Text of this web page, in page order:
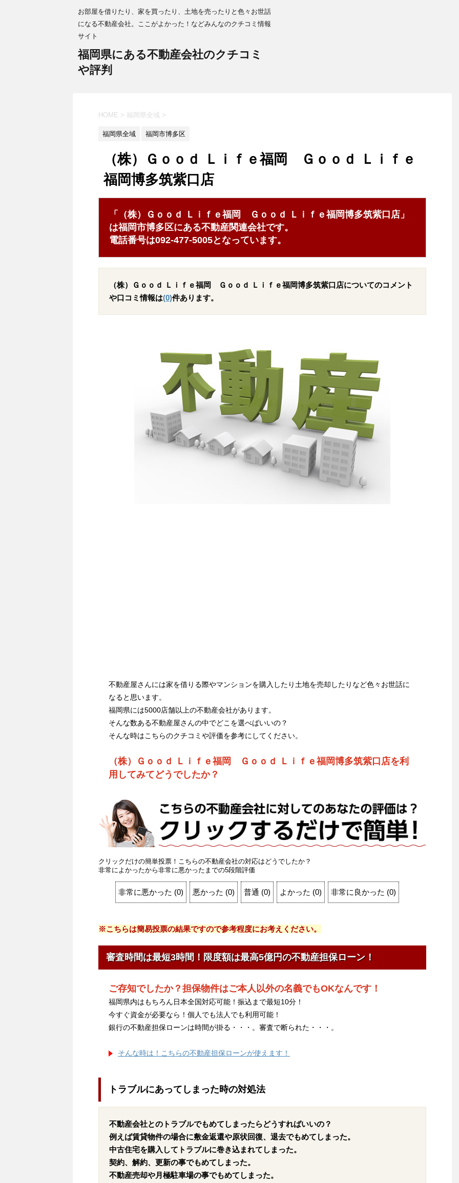
お部屋を借りたり、家を買ったり、土地を売ったりと色々お世話
になる不動産会社。ここがよかった！などみんなのクチコミ情報
サイト
福岡県にある不動産会社のクチコミ
や評判
HOME > 福岡県全域 >
福岡県全域 福岡市博多区
（株）Ｇｏｏｄ Ｌｉｆｅ福岡 Ｇｏｏｄ Ｌｉｆｅ
福岡博多筑紫口店
「（株）Ｇｏｏｄ Ｌｉｆｅ福岡 Ｇｏｏｄ Ｌｉｆｅ福岡博多筑紫口店」
は福岡市博多区にある不動産関連会社です。
電話番号は092-477-5005となっています。
（株）Ｇｏｏｄ Ｌｉｆｅ福岡 Ｇｏｏｄ Ｌｉｆｅ福岡博多筑紫口店についてのコメント
や口コミ情報は(0)件あります。
不動産屋さんには家を借りる際やマンションを購入したり土地を売却したりなど色々お世話に
なると思います。
福岡県には5000店舗以上の不動産会社があります。
そんな数ある不動産屋さんの中でどこを選べばいいの？
そんな時はこちらのクチコミや評価を参考にしてください。
（株）Ｇｏｏｄ Ｌｉｆｅ福岡 Ｇｏｏｄ Ｌｉｆｅ福岡博多筑紫口店を利
用してみてどうでしたか？
クリックだけの簡単投票！こちらの不動産会社の対応はどうでしたか？
非常によかったから非常に悪かったまでの5段階評価
非常に悪かった (0) 悪かった (0) 普通 (0) よかった (0) 非常に良かった (0)
※こちらは簡易投票の結果ですので参考程度にお考えください。
審査時間は最短3時間！限度額は最高5億円の不動産担保ローン！
ご存知でしたか？担保物件はご本人以外の名義でもOKなんです！
福岡県内はもちろん日本全国対応可能！振込まで最短10分！
今すぐ資金が必要なら！個人でも法人でも利用可能！
銀行の不動産担保ローンは時間が掛る・・・。審査で断られた・・・。
そんな時は！こちらの不動産担保ローンが使えます！
トラブルにあってしまった時の対処法
不動産会社とのトラブルでもめてしまったらどうすればいいの？
例えば賃貸物件の場合に敷金返還や原状回復、退去でもめてしまった。
中古住宅を購入してトラブルに巻き込まれてしまった。
契約、解約、更新の事でもめてしまった。
不動産売却や月極駐車場の事でもめてしまった。